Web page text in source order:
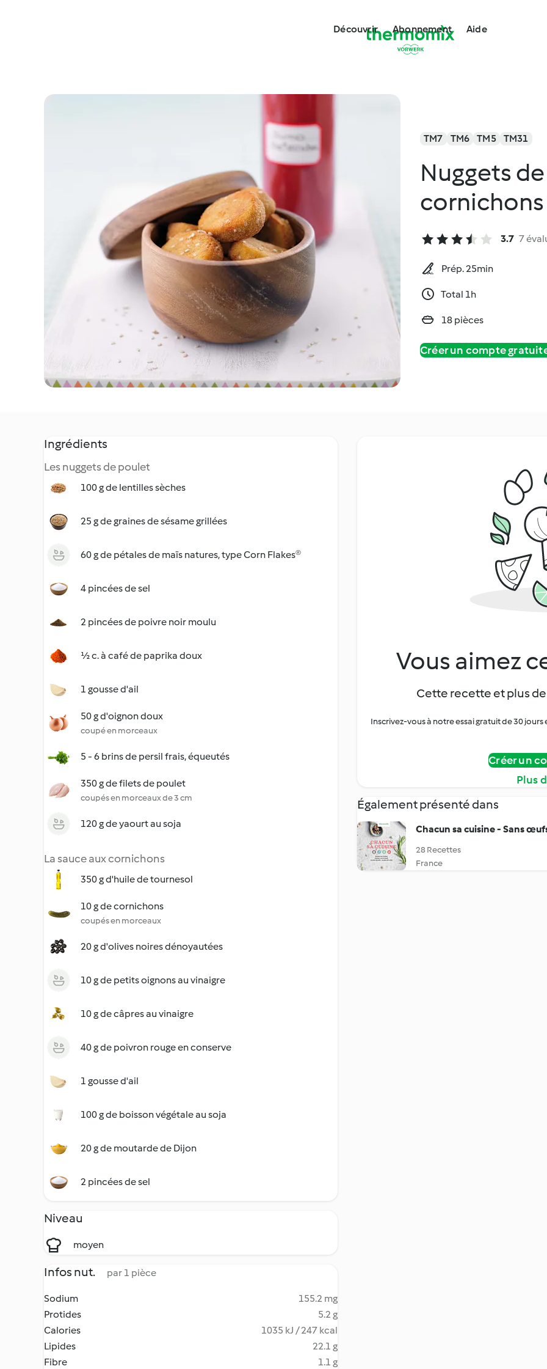
Découvrir Abonnement Aide
TM7 TM6 TM5 TM31
Nuggets
cornichons
3.7 7
Prép. 25min
Total 1h
18 pièces
Créer un compte
Ingrédients
Les nuggets de poulet
100 g de lentilles sèches
25 g de graines de sésame grillées
60 g de pétales de maïs natures, type Corn Flakes®
4 pincées de sel
2 pincées de poivre noir moulu
½ c. à café de paprika doux
1 gousse d'ail
50 g d'oignon doux
coupé en morceaux
5 - 6 brins de persil frais, équeutés
350 g de filets de poulet
coupés en morceaux de 3 cm
120 g de yaourt au soja
La sauce aux cornichons
350 g d'huile de tournesol
10 g de cornichons
coupés en morceaux
20 g d'olives noires dénoyautées
10 g de petits oignons au vinaigre
10 g de câpres au vinaigre
40 g de poivron rouge en conserve
1 gousse d'ail
100 g de boisson végétale au soja
20 g de moutarde de Dijon
2 pincées de sel
Niveau
moyen
Infos nut. par 1 pièce
Sodium
155.2 mg
Protides
5.2 g
Calories
1035 kJ / 247 kcal
Lipides
22.1 g
Fibre
1.1 g
Vous aimez
Cette recette et plus
Inscrivez-vous à notre essai gratuit de 30
Créer un
Plus
Également présenté dans
Chacun sa cuisine - Sans
28 Recettes
France